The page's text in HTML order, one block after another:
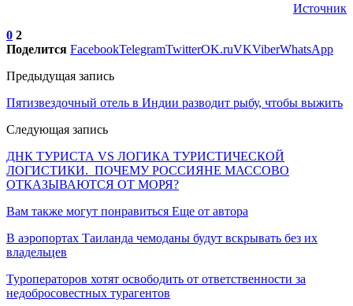
Источник
0 2
Поделится FacebookTelegramTwitterOK.ruVKViberWhatsApp
Предыдущая запись
Пятизвездочный отель в Индии разводит рыбу, чтобы выжить
Следующая запись
ДНК ТУРИСТА VS ЛОГИКА ТУРИСТИЧЕСКОЙ
ЛОГИСТИКИ. ПОЧЕМУ РОССИЯНЕ МАССОВО
ОТКАЗЫВАЮТСЯ ОТ МОРЯ?
Вам также могут понравиться Еще от автора
В аэропортах Таиланда чемоданы будут вскрывать без их
владельцев
Туроператоров хотят освободить от ответственности за
недобросовестных турагентов